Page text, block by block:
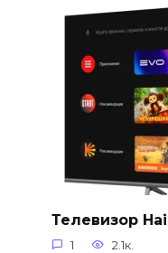
Телевизор
1 2.1к.